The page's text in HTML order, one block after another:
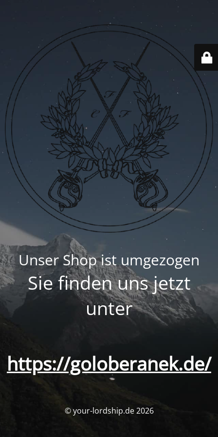
Unser Shop ist umgezogen
Sie finden uns jetzt
unter
https://goloberanek.de/
© your-lordship.de 2026